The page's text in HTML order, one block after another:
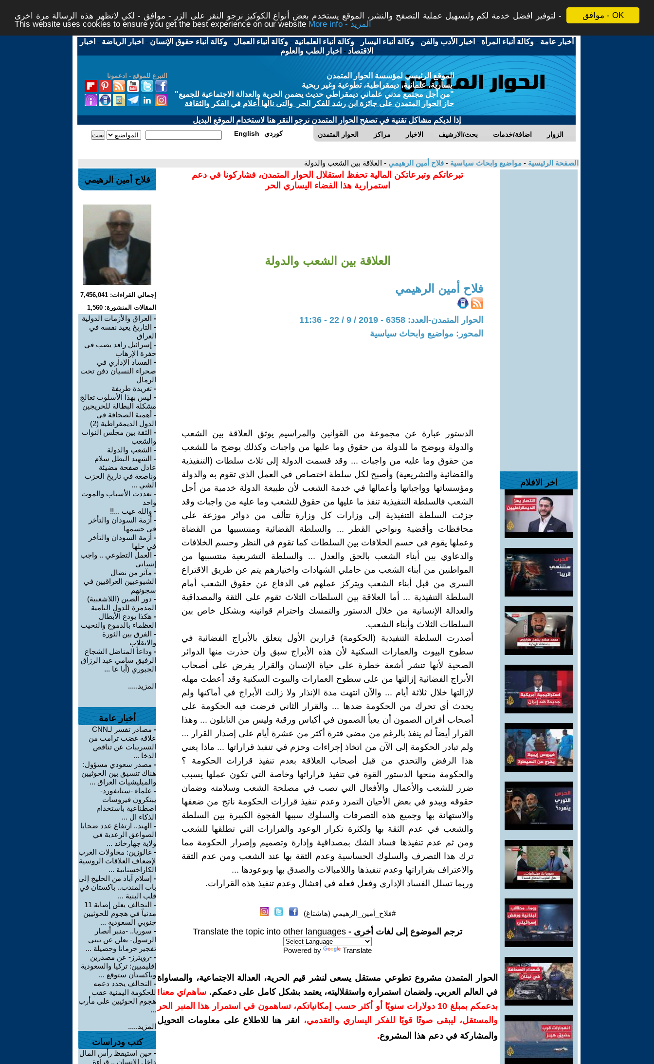
موافق - OK
لتوفير افضل خدمة لكم ولتسهيل عملية التصفح والنشر، الموقع يستخدم بعض أنواع الكوكيز نرجو النقر على الزر - موافق - لكي لاتظهر هذه الرسالة مرة اخرى -
This website uses cookies to ensure you get the best experience on our website
More info - المزيد
أخبار عامة -وكالة أنباء المرأة - اخبار الأدب والفن -وكالة أنباء اليسار -وكالة أنباء العلمانية -وكالة أنباء العمال -وكالة أنباء حقوق الإنسان - اخبار الرياضة - اخبار
الاقتصاد - اخبار الطب والعلوم
التبرع للموقع - ادعمونا
الموقع الرئيسي لمؤسسة الحوار المتمدن
يسارية، علمانية، ديمقراطية، تطوعية وغير ربحية
"من أجل مجتمع مدني علماني ديمقراطي حديث يضمن الحرية والعدالة الاجتماعية للجميع"
حاز الحوار المتمدن على جائزة ابن رشد للفكر الحر والتى نالها أعلام في الفكر والثقافة
إذا لديكم مشاكل تقنية في تصفح الحوار المتمدن نرجو النقر هنا لاستخدام الموقع البديل
الحوار المتمدن مراكز الاخبار بحث/الارشيف اضافة/خدمات الزوار English كوردي
الصفحة الرئيسية - مواضيع وابحاث سياسية - فلاح أمين الرهيمي - العلاقة بين الشعب والدولة
اخر الافلام
تبرعاتكم وتبرعاتكن المالية تحفظ استقلال الحوار المتمدن، فشاركونا في دعم
استمرارية هذا الفضاء اليساري الحر
العلاقة بين الشعب والدولة
فلاح أمين الرهيمي
الحوار المتمدن-العدد: 6358 - 2019 / 9 / 22 - 11:36
المحور: مواضيع وابحاث سياسية
الدستور عبارة عن مجموعة من القوانين والمراسيم يوثق العلاقة بين الشعب
والدولة ويوضح ما للدولة من حقوق وما عليها من واجبات وكذلك يوضح ما للشعب
من حقوق وما عليه من واجبات ... وقد قسمت الدولة إلى ثلاث سلطات (التنفيذية
والقضائية والتشريعية) وأصبح لكل سلطة اختصاص في العمل الذي تقوم به والدولة
ومؤسساتها وواجباتها وأعمالها في خدمة الشعب لأن طبيعة الدولة خدمية من أجل
الشعب فالسلطة التنفيذية تنفذ ما عليها من حقوق للشعب وما عليه من واجبات وقد
جزئت السلطة التنفيذية إلى وزارات كل وزارة تتألف من دوائر موزعة على
محافظات وأقضية ونواحي القطر ... والسلطة القضائية ومنتسبيها من القضاة
وعملها يقوم في حسم الخلافات بين السلطات كما تقوم في النظر وحسم الخلافات
والدعاوي بين أبناء الشعب بالحق والعدل ... والسلطة التشريعية منتسبيها من
المواطنين من أبناء الشعب من حاملي الشهادات واختيارهم يتم عن طريق الاقتراع
السري من قبل أبناء الشعب ويتركز عملهم في الدفاع عن حقوق الشعب أمام
السلطة التنفيذية ... أما العلاقة بين السلطات الثلاث تقوم على الثقة والمصداقية
والعدالة الإنسانية من خلال الدستور والتمسك واحترام قوانينه وبشكل خاص بين
السلطات الثلاث وأبناء الشعب.
أصدرت السلطة التنفيذية (الحكومة) قرارين الأول يتعلق بالأبراج الفضائية في
سطوح البيوت والعمارات السكنية لأن هذه الأبراج سبق وأن حذرت منها الدوائر
الصحية لأنها تنشر أشعة خطرة على حياة الإنسان والقرار يفرض على أصحاب
الأبراج الفضائية إزالتها من على سطوح العمارات والبيوت السكنية وقد أعطت مهله
لإزالتها خلال ثلاثة أيام ... والآن انتهت مدة الإنذار ولا زالت الأبراج في أماكنها ولم
يحدث أي تحرك من الحكومة ضدها ... والقرار الثاني فرضت فيه الحكومة على
أصحاب أفران الصمون أن يعبأ الصمون في أكياس ورقية وليس من النايلون ... وهذا
القرار أيضاً لم ينفذ بالرغم من مضي فترة أكثر من عشرة أيام على إصدار القرار ...
ولم تبادر الحكومة إلى الآن من اتخاذ إجراءات وحزم في تنفيذ قراراتها ... ماذا يعني
هذا الرفض والتحدي من قبل أصحاب العلاقة بعدم تنفيذ قرارات الحكومة ؟
والحكومة منحها الدستور القوة في تنفيذ قراراتها وخاصة التي تكون عملها يسبب
ضرر للشعب والأعمال والأفعال التي تصب في مصلحة الشعب وسلامته وضمان
حقوقه ويبدو في بعض الأحيان التمرد وعدم تنفيذ قرارات الحكومة ناتج من ضعفها
والاستهانة بها وجميع هذه التصرفات والسلوك سببها الفجوة الكبيرة بين السلطة
والشعب في عدم الثقة بها ولكثرة تكرار الوعود والقرارات التي تطلقها للشعب
ومن ثم عدم تنفيذها فساد الشك بمصداقية وإدارة وتصميم وإصرار الحكومة مما
ترك هذا التصرف والسلوك الحساسية وعدم الثقة بها عند الشعب ومن عدم الثقة
والاعتراف بقراراتها وعدم تنفيذها واللامبالات والصدق بها وبوعودها ...
وربما تسلل الفساد الإداري وفعل فعله في إفشال وعدم تنفيذ هذه القرارات.
#فلاح_أمين_الرهيمي (هاشتاغ)
ترجم الموضوع إلى لغات أخرى - Translate the topic into other languages
Powered by Translate
الحوار المتمدن مشروع تطوعي مستقل يسعى لنشر قيم الحرية، العدالة الاجتماعية، والمساواة
في العالم العربي. ولضمان استمراره واستقلاليته، يعتمد بشكل كامل على دعمكم. ساهم/ي معنا!
بدعمكم بمبلغ 10 دولارات سنويًا أو أكثر حسب إمكانياتكم، تساهمون في استمرار هذا المنبر الحر
والمستقل، ليبقى صوتًا قويًا للفكر اليساري والتقدمي،
انقر هنا للاطلاع على معلومات التحويل
والمشاركة في دعم هذا المشروع.
فلاح أمين الرهيمي
إجمالي القراءات: 7,456,041
المقالات المنشورة: 1,560
- العراق والأزمات الدولية
- التاريخ يعيد نفسه في
العراق
- إسرائيل رافد يصب في
حفرة الإرهاب
- الفساد الإداري في
صحراء النسيان دفن تحت
الرمال
- تغريدة طريفة
- ليس بهذا الأسلوب تعالج
مشكلة البطالة للخريجين
- أهمية الصحافة في
الدول الديمقراطية (2)
- الثقة بين مجلس النواب
والشعب
- الشعب والدولة
- الشهيد البطل سلام
عادل صفحة مضيئة
وناصعة في تاريخ الحزب
الشي ...
- تعددت الأسباب والموت
واحد
- والله عيب ...!!
- أزمة السودان والتأخر
في حسمها
- أزمة السودان والتأخر
في حلها
- العمل التطوعي .. واجب
إنساني
- مآثر من نضال
الشيوعيين العراقيين في
سجونهم
- دور الصين (اللاشعبية)
المدمرة للدول النامية
- هكذا يودع الأبطال
العظماء بالدموع والنحيب
- الفرق بين الثورة
والانقلاب
- وداعاً المناضل الشجاع
الرفيق سامي عبد الرزاق
الجبوري (أبا عا ...
المزيد.....
أخبار عامة
-
مصادر تفسر لـCNN
علاقة غضب ترامب من
التسريبات عن تناقص
الذخا ...
- مصدر سعودي مسؤول:
هناك تنسيق بين الحوثيين
والميليشيات العراق ...
- علماء -ستانفورد-
يبتكرون فيروسات
اصطناعية باستخدام
الذكاء ال ...
- الهند.. ارتفاع عدد ضحايا
الصواعق الرعدية في
ولاية جهارخاند ...
- غالوزين: محاولات الغرب
لإضعاف العلاقات الروسية
الكازاخستانية ...
- إسلام آباد من الخليج إلى
باب المندب.. باكستان في
قلب البنية ...
-
التحالف يعلن إصابة 11
مدنياً في هجوم للحوثيين
جنوبي السعودية ...
- سوريا.. -منبر أنصار
الرسول- يعلن عن تبني
تفجير جرمانا وحصيلة ...
- -رويترز- عن مصدرين
إقليميين: تركيا والسعودية
وباكستان ستوقع ...
- التحالف يجدد دعمه
للحكومة اليمنية عقب
هجوم الحوثيين على مأرب
...
المزيد.....
كتب ودراسات
- حين استيقظ رأس المال
داخل الإنسان .. قراءة